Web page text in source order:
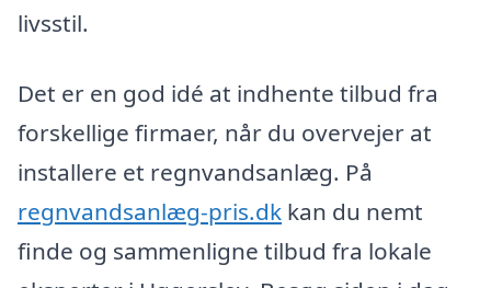
livsstil.
Det er en god idé at indhente tilbud fra
forskellige firmaer, når du overvejer at
installere et regnvandsanlæg. På
regnvandsanlæg-pris.dk kan du nemt
finde og sammenligne tilbud fra lokale